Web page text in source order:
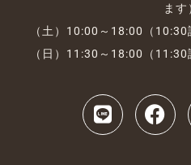
ます
（土）10:00～18:00（10:30
（日）11:30～18:00（11:30